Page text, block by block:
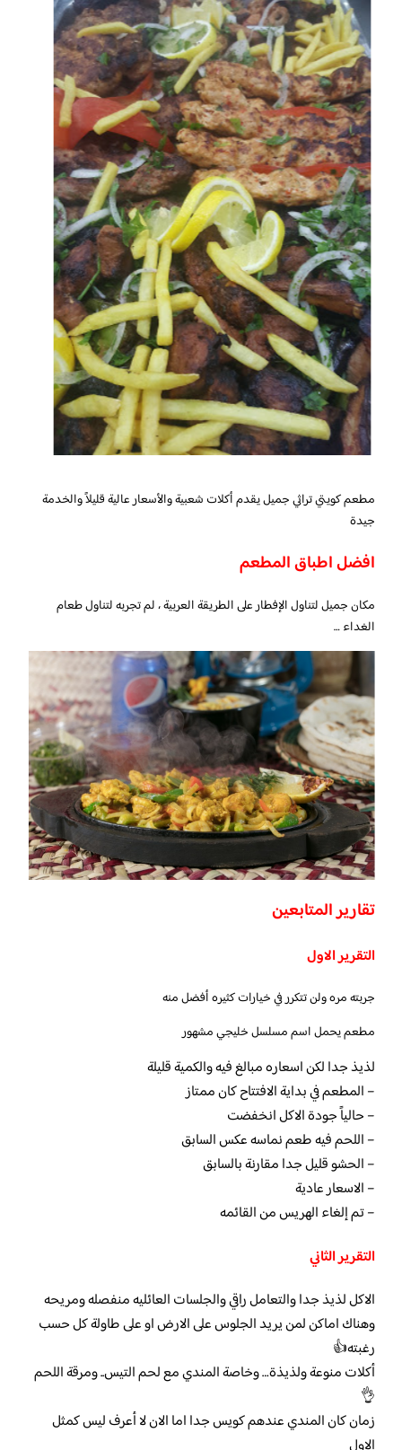
مطعم كويتي تراثي جميل يقدم أكلات شعبية والأسعار عالية قليلاً والخدمة
جيدة
افضل اطباق المطعم
مكان جميل لتناول الإفطار على الطريقة العربية ، لم تجربه لتناول طعام
الغداء …
تقارير المتابعين
التقرير الاول
جربته مره ولن تتكرر في خيارات كثيره أفضل منه
مطعم يحمل اسم مسلسل خليجي مشهور
لذيذ جدا لكن اسعاره مبالغ فيه والكمية قليلة
– المطعم في بداية الافتتاح كان ممتاز
– حالياً جودة الاكل انخفضت
– اللحم فيه طعم نماسه عكس السابق
– الحشو قليل جدا مقارنة بالسابق
– الاسعار عادية
– تم إلغاء الهريس من القائمه
التقرير الثاني
الاكل لذيذ جدا والتعامل راقي والجلسات العائليه منفصله ومريحه
وهناك اماكن لمن يريد الجلوس على الارض او على طاولة كل حسب
رغبته👍
أكلات منوعة ولذيذة… وخاصة المندي مع لحم التيس.. ومرقة اللحم
👌
زمان كان المندي عندهم كويس جدا اما الان لا أعرف ليس كمثل